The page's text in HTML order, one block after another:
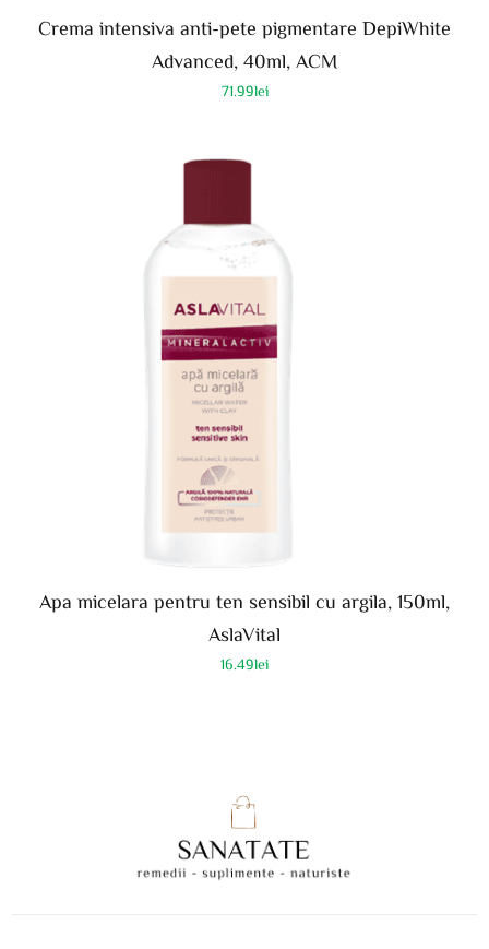
Crema intensiva anti-pete pigmentare DepiWhite
Advanced, 40ml, ACM
71.99lei
Apa micelara pentru ten sensibil cu argila, 150ml,
AslaVital
16.49lei